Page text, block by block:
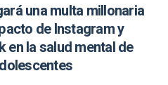
una multa millonaria
de Instagram y
en la salud mental de